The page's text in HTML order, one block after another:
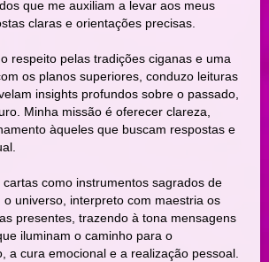
que me auxiliam a levar aos meus
claras e orientações precisas.
respeito pelas tradições ciganas e uma
os planos superiores, conduzo leituras
insights profundos sobre o passado,
Minha missão é oferecer clareza,
àqueles que buscam respostas e
como instrumentos sagrados de
o universo, interpreto com maestria os
presentes, trazendo à tona mensagens
iluminam o caminho para o
a cura emocional e a realização pessoal.